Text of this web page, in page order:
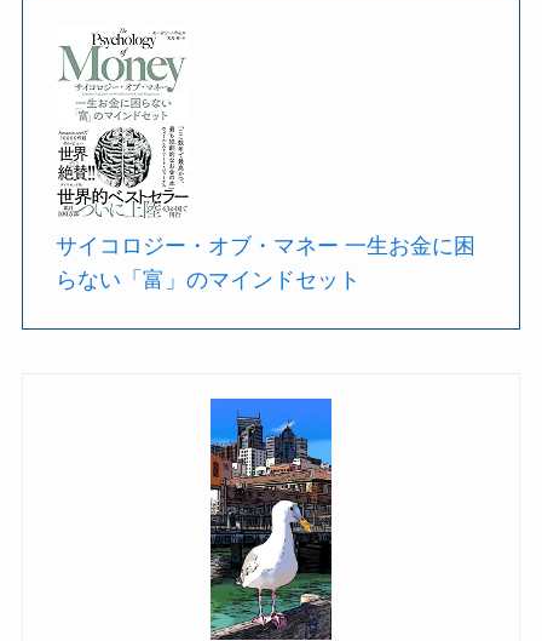
サイコロジー・オブ・マネー 一生お金に困
らない「富」のマインドセット